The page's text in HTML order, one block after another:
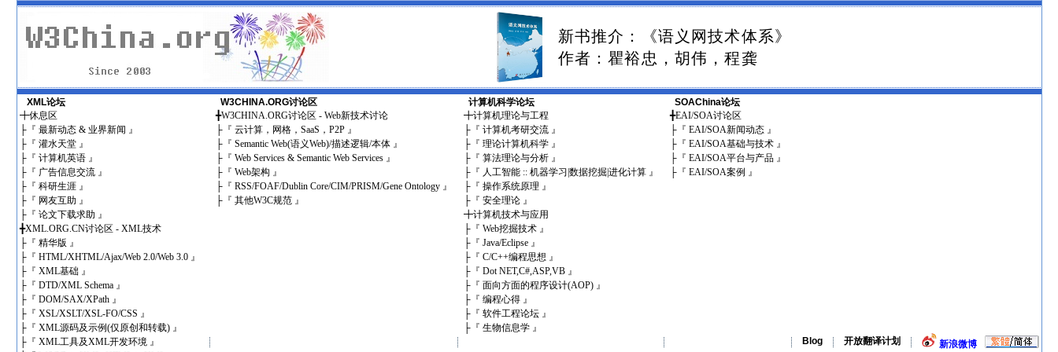
新书推介：《语义网技术体系》
作者：瞿裕忠，胡伟，程龚
XML论坛
╋休息区
├『 最新动态 & 业界新闻 』
├『 灌水天堂 』
├『 计算机英语 』
├『 广告信息交流 』
├『 科研生涯 』
├『 网友互助 』
├『 论文下载求助 』
╋XML.ORG.CN讨论区 - XML技术
├『 精华版 』
├『 HTML/XHTML/Ajax/Web 2.0/Web 3.0 』
├『 XML基础 』
├『 DTD/XML Schema 』
├『 DOM/SAX/XPath 』
├『 XSL/XSLT/XSL-FO/CSS 』
├『 XML源码及示例(仅原创和转载) 』
├『 XML工具及XML开发环境 』
W3CHINA.ORG讨论区
╋W3CHINA.ORG讨论区 - Web新技术讨论
├『 云计算，网格，SaaS，P2P 』
├『 Semantic Web(语义Web)/描述逻辑/本体 』
├『 Web Services & Semantic Web Services 』
├『 Web架构 』
├『 RSS/FOAF/Dublin Core/CIM/PRISM/Gene Ontology 』
├『 其他W3C规范 』
计算机科学论坛
╋计算机理论与工程
├『 计算机考研交流 』
├『 理论计算机科学 』
├『 算法理论与分析 』
├『 人工智能 :: 机器学习|数据挖掘|进化计算 』
├『 操作系统原理 』
├『 安全理论 』
╋计算机技术与应用
├『 Web挖掘技术 』
├『 Java/Eclipse 』
├『 C/C++编程思想 』
├『 Dot NET,C#,ASP,VB 』
├『 面向方面的程序设计(AOP) 』
├『 编程心得 』
├『 软件工程论坛 』
├『 生物信息学 』
SOAChina论坛
╋EAI/SOA讨论区
├『 EAI/SOA新闻动态 』
├『 EAI/SOA基础与技术 』
├『 EAI/SOA平台与产品 』
├『 EAI/SOA案例 』
Blog 开放翻译计划 新浪微博